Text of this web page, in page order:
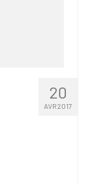
20
AVR 2017